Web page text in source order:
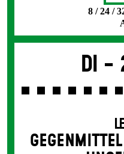
8 / 24 /
Di -